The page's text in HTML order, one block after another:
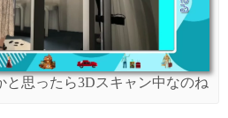
と思ったら3Dスキャン中なのね